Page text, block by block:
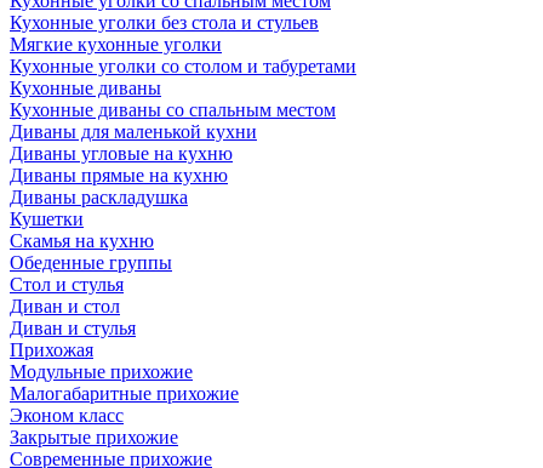
Кухонные уголки без стола и стульев
Мягкие кухонные уголки
Кухонные уголки со столом и табуретами
Кухонные диваны
Кухонные диваны со спальным местом
Диваны для маленькой кухни
Диваны угловые на кухню
Диваны прямые на кухню
Диваны раскладушка
Кушетки
Скамья на кухню
Обеденные группы
Стол и стулья
Диван и стол
Диван и стулья
Прихожая
Модульные прихожие
Малогабаритные прихожие
Эконом класс
Закрытые прихожие
Современные прихожие